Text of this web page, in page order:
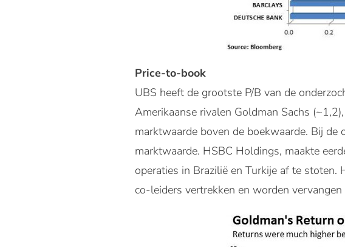
Price-to-book
UBS heeft de grootste P/B van de
Amerikaanse rivalen Goldman Sachs
marktwaarde boven de boekwaarde. Bij
marktwaarde. HSBC Holdings, maakte
operaties in Brazilië en Turkije af te
co-leiders vertrekken en worden